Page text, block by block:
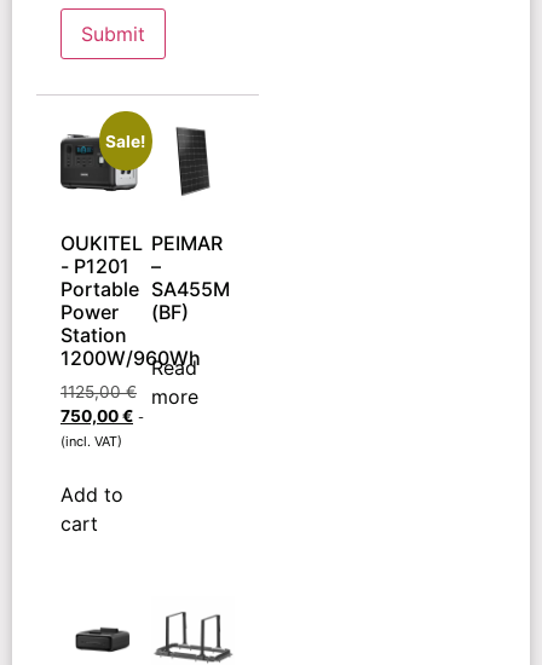
Sale!
OUKITEL
- P1201
Portable
Power
Station
1200W/960Wh
1125,00€
750,00€ -
(incl. VAT)
Add to
cart
PEIMAR
–
SA455M
(BF)
Read
more